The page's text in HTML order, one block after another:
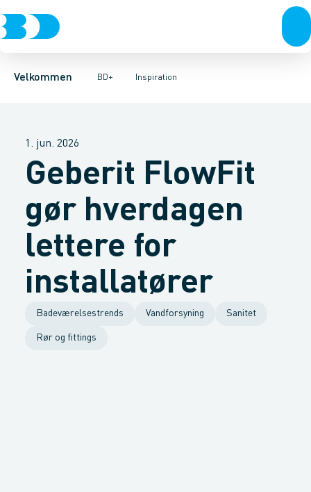
Velkommen BD+
ProdukterFordeleKontaktBæredygtighed
Inspiration
Månedens tilbud
1. jun. 2026
Geberit FlowFit
gør hverdagen
lettere for
installatører
Badeværelsestrends Vandforsyning Sanitet
Rør og fittings